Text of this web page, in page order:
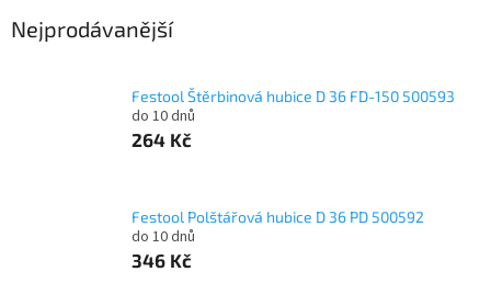
Nejprodávanější
Festool Štěrbinová hubice D 36 FD-150 500593
do 10 dnů
264 Kč
Festool Polštářová hubice D 36 PD 500592
do 10 dnů
346 Kč